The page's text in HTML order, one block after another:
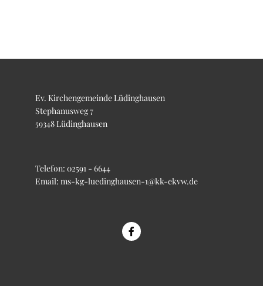
Ev. Kirchengemeinde Lüdinghausen
Stephanusweg 7
59348 Lüdinghausen
Telefon: 02591 - 6644
Email: ms-kg-luedinghausen-1@kk-ekvw.de